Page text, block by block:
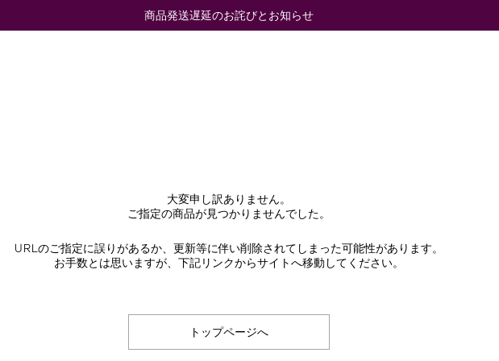
商品発送遅延のお詫びとお知らせ
大変申し訳ありません。
ご指定の商品が見つかりませんでした。
URLのご指定に誤りがあるか、更新等に伴い削除されてしまった可能性があります。
お手数とは思いますが、下記リンクからサイトへ移動してください。
トップページへ